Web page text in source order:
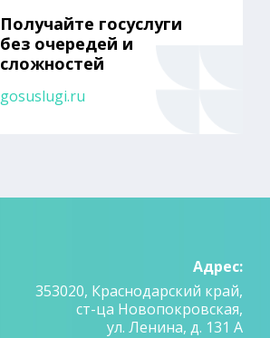
Получайте госуслуги
без очередей и
сложностей
gosuslugi.ru
Адрес:
353020, Краснодарский край,
ст-ца Новопокровская,
ул. Ленина, д. 131 А